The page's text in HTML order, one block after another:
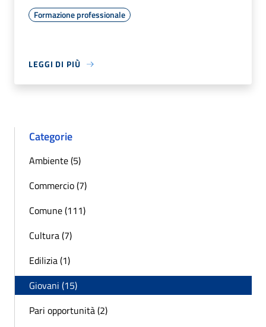
Formazione professionale
LEGGI DI PIÙ
Categorie
Ambiente (5)
Commercio (7)
Comune (111)
Cultura (7)
Edilizia (1)
Giovani (15)
Pari opportunità (2)